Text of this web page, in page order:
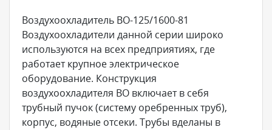
Воздухоохладитель ВО-125/1600-81
Воздухоохладители данной серии широко
используются на всех предприятиях, где
работает крупное электрическое
оборудование. Конструкция
воздухоохладителя ВО включает в себя
трубный пучок (систему оребренных труб),
корпус, водяные отсеки. Трубы вделаны в